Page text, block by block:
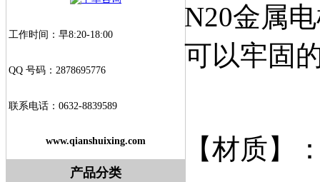
工作时间：早8:20-18:00
QQ 号码：2878695776
联系电话：0632-8839589
www.qianshuixing.com
产品分类
N20金属
可以牢固
【材质】